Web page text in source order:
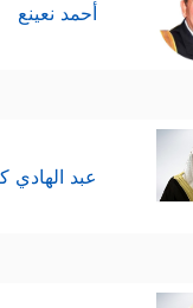
أحمد نعينع
عبد الهادي